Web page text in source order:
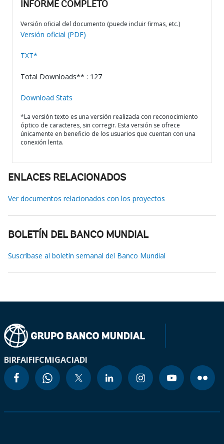
INFORME COMPLETO
Versión oficial del documento (puede incluir firmas, etc.)
Versión oficial (PDF)
TXT*
Total Downloads** : 127
Download Stats
*La versión texto es una versión realizada con reconocimiento
óptico de caracteres, sin corregir. Esta versión se ofrece
únicamente en beneficio de los usuarios que cuentan con una
conexión lenta.
ENLACES RELACIONADOS
Ver documentos relacionados con los proyectos
BOLETÍN DEL BANCO MUNDIAL
Suscríbase al boletín semanal del Banco Mundial
BIRFAIFIFCMIGACIADI